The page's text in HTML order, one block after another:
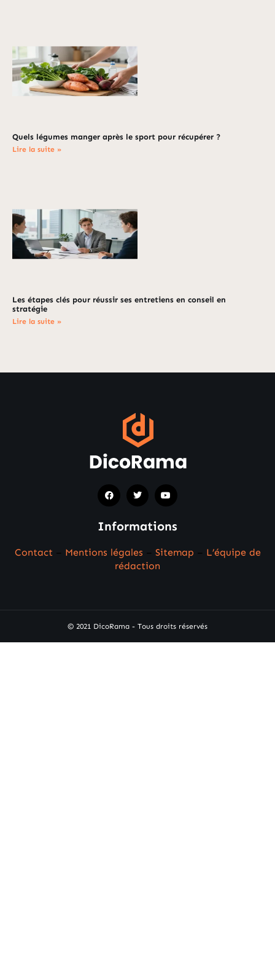
Quels légumes manger après le sport pour récupérer ?
Lire la suite »
Les étapes clés pour réussir ses entretiens en conseil en
stratégie
Lire la suite »
Informations
Contact Mentions légales Sitemap
L’équipe de
rédaction
© 2021 DicoRama - Tous droits réservés